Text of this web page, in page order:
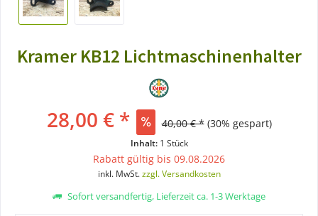
Kramer KB12 Lichtmaschinenhalter
28,00 € * 40,00 € * (30% gespart)
Inhalt: 1 Stück
Rabatt gültig bis 09.08.2026
inkl. MwSt.zzgl. Versandkosten
Sofort versandfertig, Lieferzeit ca. 1-3 Werktage